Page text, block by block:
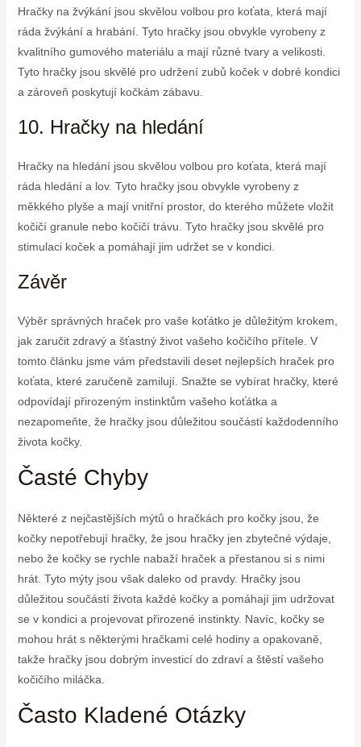
Hračky na žvýkání jsou skvělou volbou pro koťata, která mají
ráda žvýkání a hrabání. Tyto hračky jsou obvykle vyrobeny z
kvalitního gumového materiálu a mají různé tvary a velikosti.
Tyto hračky jsou skvělé pro udržení zubů koček v dobré kondici
a zároveň poskytují kočkám zábavu.
10. Hračky na hledání
Hračky na hledání jsou skvělou volbou pro koťata, která mají
ráda hledání a lov. Tyto hračky jsou obvykle vyrobeny z
měkkého plyše a mají vnitřní prostor, do kterého můžete vložit
kočičí granule nebo kočičí trávu. Tyto hračky jsou skvělé pro
stimulaci koček a pomáhají jim udržet se v kondici.
Závěr
Výběr správných hraček pro vaše koťátko je důležitým krokem,
jak zaručit zdravý a šťastný život vašeho kočičího přítele. V
tomto článku jsme vám představili deset nejlepších hraček pro
koťata, které zaručeně zamilují. Snažte se vybírat hračky, které
odpovídají přirozeným instinktům vašeho koťátka a
nezapomeňte, že hračky jsou důležitou součástí každodenního
života kočky.
Časté Chyby
Některé z nejčastějších mýtů o hračkách pro kočky jsou, že
kočky nepotřebují hračky, že jsou hračky jen zbytečné výdaje,
nebo že kočky se rychle nabaží hraček a přestanou si s nimi
hrát. Tyto mýty jsou však daleko od pravdy. Hračky jsou
důležitou součástí života každé kočky a pomáhají jim udržovat
se v kondici a projevovat přirozené instinkty. Navíc, kočky se
mohou hrát s některými hračkami celé hodiny a opakovaně,
takže hračky jsou dobrým investicí do zdraví a štěstí vašeho
kočičího miláčka.
Často Kladené Otázky